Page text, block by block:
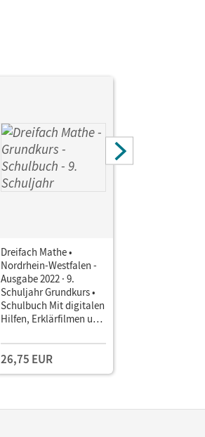
Dreifach Mathe •
Nordrhein-Westfalen -
Ausgabe 2022 · 9.
Schuljahr Grundkurs •
Schulbuch Mit digitalen
Hilfen, Erklärfilmen und
26,75 EUR